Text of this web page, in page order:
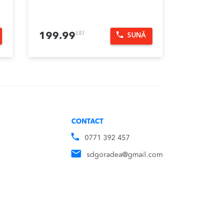
199.99 LEI SUNĂ
CONTACT
0771 392 457
sdgoradea@gmail.com